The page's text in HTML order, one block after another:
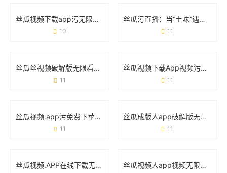
丝瓜视频下载app污无限：为什么总有人想用？这些风险你真的知道吗？
10
丝瓜污直播：当“土味”遇上擦边，流量狂欢背后的隐患
11
丝瓜丝视频破解版无限看下载免费污视频：你不得不防的五大真相
11
丝瓜视频下载App视频污版在线版：这些细节你必须知道
11
丝瓜视频.app污免费下苹果破解版：这些隐藏风险你必须知道！
11
丝瓜成版人app破解版无限看污视频：你以为捡到宝，实际踩了雷？
11
丝瓜视频.APP在线下载无限18入口ios：iOS用户如何一键解锁海量内容 丝瓜视频人app视频无限看网站官方版：一款让你“刷到停不下来”的神器？